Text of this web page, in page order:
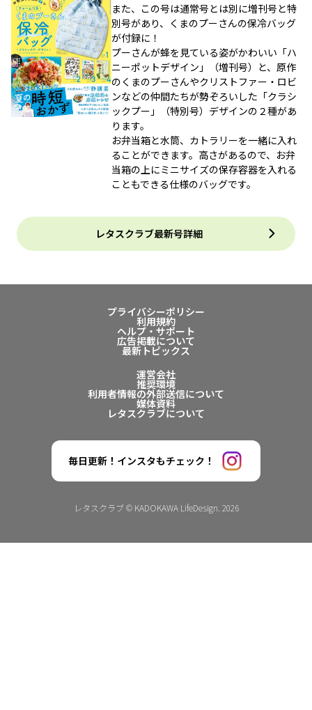
また、この号は通常号とは別に増刊号と特
別号があり、くまのプーさんの保冷バッグ
が付録に！
プーさんが蜂を見ている姿がかわいい「ハ
ニーポットデザイン」（増刊号）と、原作
のくまのプーさんやクリストファー・ロビ
ンなどの仲間たちが勢ぞろいした「クラシ
ックプー」（特別号）デザインの２種があ
ります。
お弁当箱と水筒、カトラリーを一緒に入れ
ることができます。高さがあるので、お弁
当箱の上にミニサイズの保存容器を入れる
こともできる仕様のバッグです。
レタスクラブ最新号詳細
プライバシーポリシー
利用規約
ヘルプ・サポート
広告掲載について
最新トピックス
運営会社
推奨環境
利用者情報の外部送信について
媒体資料
レタスクラブについて
毎日更新！インスタもチェック！
レタスクラブ © KADOKAWA LifeDesign. 2026